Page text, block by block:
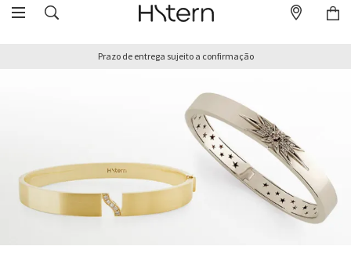
Prazo de entrega sujeito a confirmação